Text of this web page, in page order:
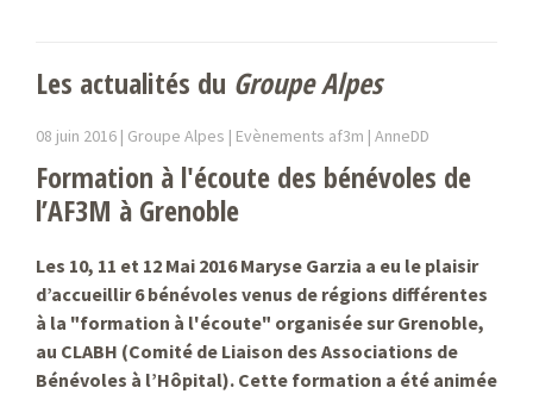
Les actualités du Groupe Alpes
08 juin 2016 | Groupe Alpes | Evènements af3m | AnneDD
Formation à l'écoute des bénévoles de
l’AF3M à Grenoble
Les 10, 11 et 12 Mai 2016 Maryse Garzia a eu le plaisir
d’accueillir 6 bénévoles venus de régions différentes
à la "formation à l'écoute" organisée sur Grenoble,
au CLABH (Comité de Liaison des Associations de
Bénévoles à l’Hôpital). Cette formation a été animée